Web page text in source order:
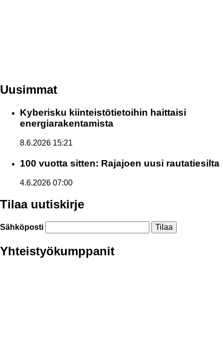
Uusimmat
Kyberisku kiinteistötietoihin haittaisi
energiarakentamista
8.6.2026 15:21
100 vuotta sitten: Rajajoen uusi rautatiesilta
4.6.2026 07:00
Tilaa uutiskirje
Sähköposti
Yhteistyökumppanit